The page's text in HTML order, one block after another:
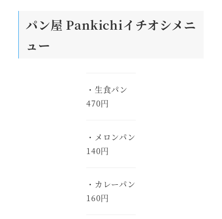
パン屋 Pankichiイチオシメニ
ュー
・生食パン
470円
・メロンパン
140円
・カレーパン
160円